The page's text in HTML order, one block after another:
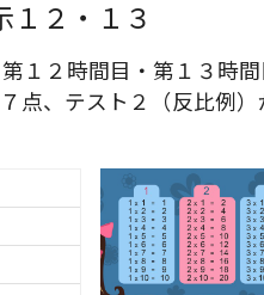
１２・１３
１２時間目・第１３時
点、テスト２（反比例）